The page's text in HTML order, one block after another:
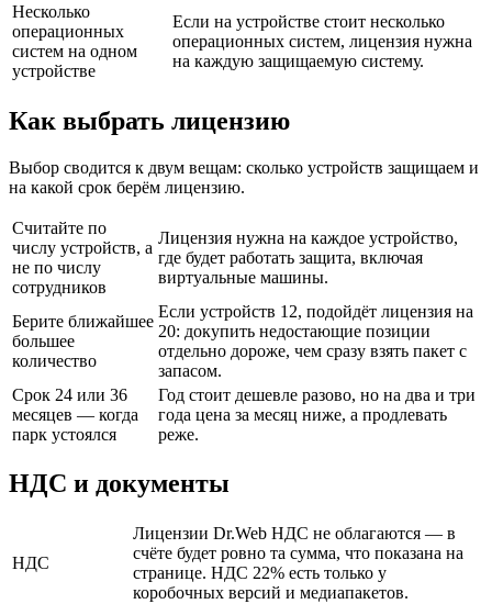
Несколько
операционных
систем на одном
устройстве
Если на устройстве стоит несколько
операционных систем, лицензия нужна
на каждую защищаемую систему.
Как выбрать лицензию
Выбор сводится к двум вещам: сколько устройств защищаем и
на какой срок берём лицензию.
Считайте по
числу устройств, а
не по числу
сотрудников
Лицензия нужна на каждое устройство,
где будет работать защита, включая
виртуальные машины.
Берите ближайшее
большее
количество
Если устройств 12, подойдёт лицензия на
20: докупить недостающие позиции
отдельно дороже, чем сразу взять пакет с
запасом.
Срок 24 или 36
месяцев — когда
парк устоялся
Год стоит дешевле разово, но на два и три
года цена за месяц ниже, а продлевать
реже.
НДС и документы
НДС
Лицензии Dr.Web НДС не облагаются — в
счёте будет ровно та сумма, что показана на
странице. НДС 22% есть только у
коробочных версий и медиапакетов.